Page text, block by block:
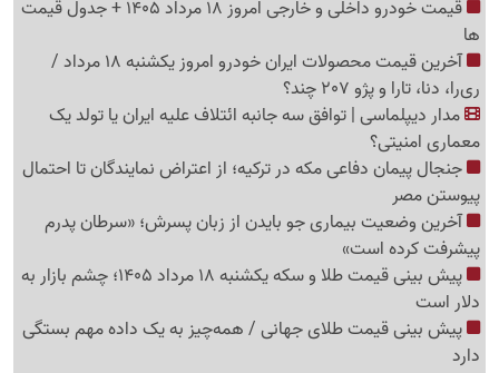
قیمت خودرو داخلی و خارجی امروز 18 مرداد 1405 + جدول قیمت
ها
آخرین قیمت محصولات ایران خودرو امروز یکشنبه 18 مرداد /
ری‌را، دنا، تارا و پژو 207 چند؟
مدار دیپلماسی | توافق سه جانبه ائتلاف علیه ایران یا تولد یک
معماری امنیتی؟
جنجال پیمان دفاعی مکه در ترکیه؛ از اعتراض نمایندگان تا احتمال
پیوستن مصر
آخرین وضعیت بیماری جو بایدن از زبان پسرش؛ «سرطان پدرم
پیشرفت کرده است»
پیش بینی قیمت طلا و سکه یکشنبه 18 مرداد 1405؛ چشم بازار به
دلار است
پیش بینی قیمت طلای جهانی / همه‌چیز به یک داده مهم بستگی
دارد